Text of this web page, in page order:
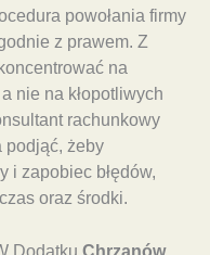
powołania firmy
z prawem. Z
na
nie na kłopotliwych
rachunkowy
podjąć, żeby
i zapobiec błędów,
oraz środki.
Dodatku Chrzanów